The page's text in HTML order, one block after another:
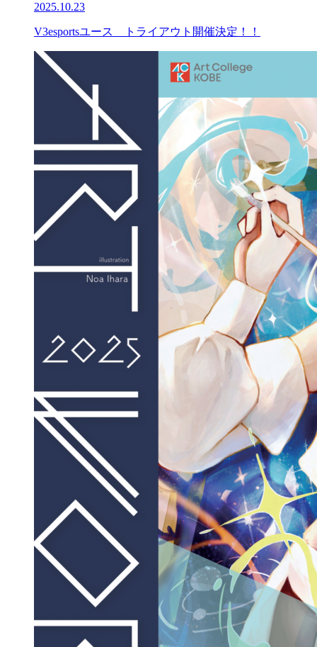
2025.10.23
V3esportsユース トライアウト開催決定！！